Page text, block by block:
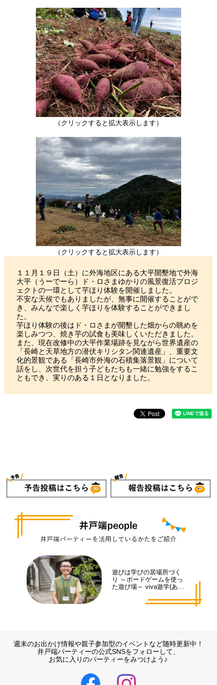
（クリックすると拡大表示します）
（クリックすると拡大表示します）
１１月１９日（土）に外海地区にある大平開墾地で外海
大平（うーでーら）ド・ロさまゆかりの風景復活プロジ
ェクトの一環として芋ほり体験を開催しました。
不安な天候でもありましたが、無事に開催することがで
き、みんなで楽しく芋ほりを体験することができまし
た。
芋ほり体験の後はド・ロさまが開墾した畑からの眺めを
楽しみつつ、焼き芋の試食も美味しくいただきました。
また、現在改修中の大平作業場跡を見ながら世界遺産の
「長崎と天草地方の潜伏キリシタン関連遺産」、重要文
化的景観である「長崎市外海の石積集落景観」について
話をし、次世代を担う子どもたちも一緒に勉強をするこ
ともでき、実りのある１日となりました。
遊びは学びの居場所づく
り ～ボードゲームを使っ
た遊び場～ viva遊学(あそ
週末のお出かけ情報や親子参加型のイベントなど随時更新中！
井戸端パーティーの公式SNSをフォローして、
お気に入りのパーティーをみつけよう♪